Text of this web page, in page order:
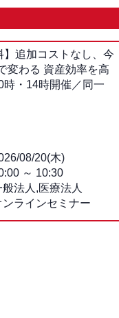
追加コストなし、今
変わる 資産効率を高
・14時開催／同一
08/20(木)
～ 10:30
般法人,医療法人
ンラインセミナー